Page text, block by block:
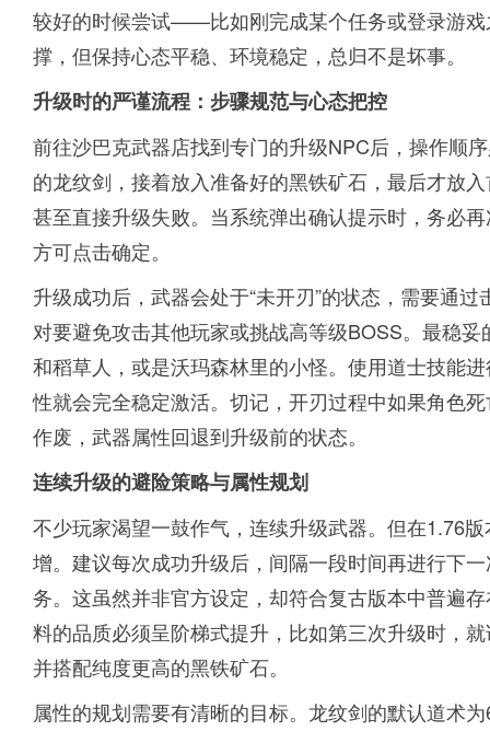
较好的时候尝试——比如刚完成某个任务或登录游
撑，但保持心态平稳、环境稳定，总归不是坏事。
升级时的严谨流程：步骤规范与心态把控
前往沙巴克武器店找到专门的升级NPC后，操作顺
的龙纹剑，接着放入准备好的黑铁矿石，最后才放
甚至直接升级失败。当系统弹出确认提示时，务必
方可点击确定。
升级成功后，武器会处于“未开刃”的状态，需要通
对要避免攻击其他玩家或挑战高等级BOSS。最稳
和稻草人，或是沃玛森林里的小怪。使用道士技能
性就会完全稳定激活。切记，开刃过程中如果角色
作废，武器属性回退到升级前的状态。
连续升级的避险策略与属性规划
不少玩家渴望一鼓作气，连续升级武器。但在1.76
增。建议每次成功升级后，间隔一段时间再进行下
务。这虽然并非官方设定，却符合复古版本中普遍
料的品质必须呈阶梯式提升，比如第三次升级时，
并搭配纯度更高的黑铁矿石。
属性的规划需要有清晰的目标。龙纹剑的默认道术